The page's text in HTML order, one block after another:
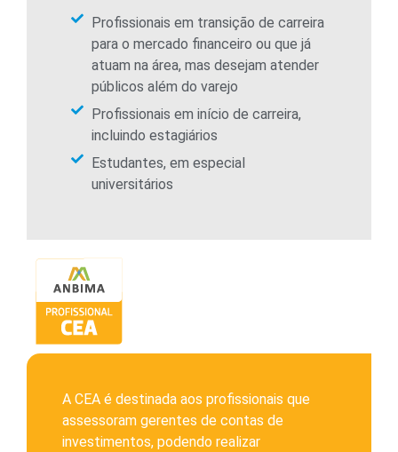
Profissionais em transição de carreira
para o mercado financeiro ou que já
atuam na área, mas desejam atender
públicos além do varejo
Profissionais em início de carreira,
incluindo estagiários
Estudantes, em especial
universitários
A CEA é destinada aos profissionais que
assessoram gerentes de contas de
investimentos, podendo realizar